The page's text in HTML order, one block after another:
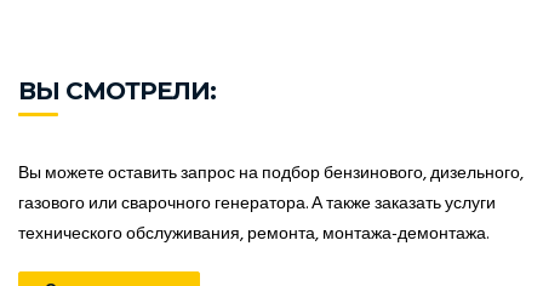
ВЫ СМОТРЕЛИ:
Вы можете оставить запрос на подбор бензинового, дизельного,
газового или сварочного генератора. А также заказать услуги
технического обслуживания, ремонта, монтажа-демонтажа.